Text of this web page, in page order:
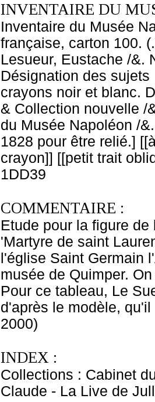
INVENTAIRE DU
Inventaire du Musée
française, carton 100.
Lesueur, Eustache /&.
Désignation des
crayons noir et blanc.
& Collection nouvelle /
du Musée Napoléon /
1828 pour être relié.]
crayon]] [[petit trait
1DD39
COMMENTAIRE :
Etude pour la figure
'Martyre de saint
l'église Saint Germain
musée de Quimper.
Pour ce tableau, Le
d'après le modèle,
2000)
INDEX :
Collections : Cabinet
Claude - La Live de